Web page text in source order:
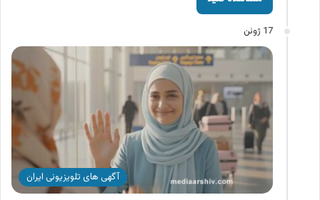
17 ژوئن
آگهی های تلویزیونی ایران